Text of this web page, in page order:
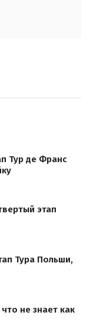
Тур де Франс
этап
Тура Польши,
не знает как